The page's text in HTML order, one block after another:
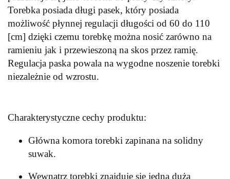
Torebka posiada długi pasek, który posiada
możliwość płynnej regulacji długości od 60 do 110
[cm] dzięki czemu torebkę można nosić zarówno na
ramieniu jak i przewieszoną na skos przez ramię.
Regulacja paska powala na wygodne noszenie torebki
niezależnie od wzrostu.
Charakterystyczne cechy produktu:
Główna komora torebki zapinana na solidny
suwak.
Wewnątrz torebki znajduje się jedna duża